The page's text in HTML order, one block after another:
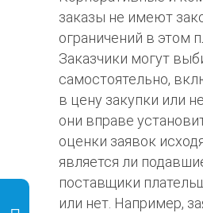
заказы не имеют
ограничений в этом
Заказчики могут
самостоятельно,
в цену закупки или
они вправе
оценки заявок
является ли
поставщики
или нет. Например,